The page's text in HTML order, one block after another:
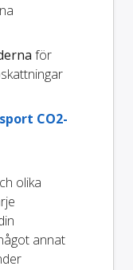
för
CO2-
olika
annat